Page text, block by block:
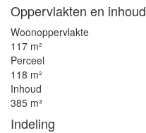
Oppervlakten en inhoud
Woonoppervlakte
117 m²
Perceel
118 m²
Inhoud
385 m³
Indeling